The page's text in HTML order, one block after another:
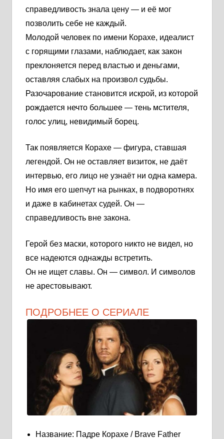
справедливость знала цену — и её мог
позволить себе не каждый.
Молодой человек по имени Корахе, идеалист
с горящими глазами, наблюдает, как закон
преклоняется перед властью и деньгами,
оставляя слабых на произвол судьбы.
Разочарование становится искрой, из которой
рождается нечто большее — тень мстителя,
голос улиц, невидимый борец.
Так появляется Корахе — фигура, ставшая
легендой. Он не оставляет визиток, не даёт
интервью, его лицо не узнаёт ни одна камера.
Но имя его шепчут на рынках, в подворотнях
и даже в кабинетах судей. Он —
справедливость вне закона.
Герой без маски, которого никто не видел, но
все надеются однажды встретить.
Он не ищет славы. Он — символ. И символов
не арестовывают.
ПОДРОБНЕЕ О СЕРИАЛЕ
Название: Падре Корахе / Brave Father